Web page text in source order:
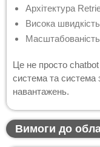
Архітектура
Висока
Масштабованість
Це не просто
система та система
навантажень.
Вимоги до